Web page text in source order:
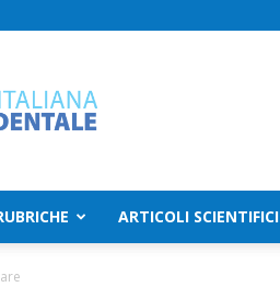
ARTICOLI SCIENTIFICI